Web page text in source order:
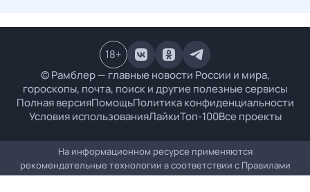
© Рамблер — главные новости России и мира,
гороскопы, почта, поиск и другие полезные сервисы
Полная версияПомощьПолитика конфиденциальности
Условия использованияЛайкиТоп-100Все проекты
18+
На информационном ресурсе применяются
рекомендательные технологии в соответствии с Правилами